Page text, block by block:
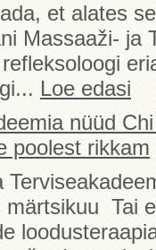
et alates
Massaaži- ja
Loe edasi
nüüd
poolest rikkam
Tai